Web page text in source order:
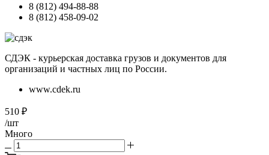
8 (812) 494-88-88
8 (812) 458-09-02
СДЭК - курьерская доставка грузов и документов для
организаций и частных лиц по России.
www.cdek.ru
510 ₽
/шт
Много